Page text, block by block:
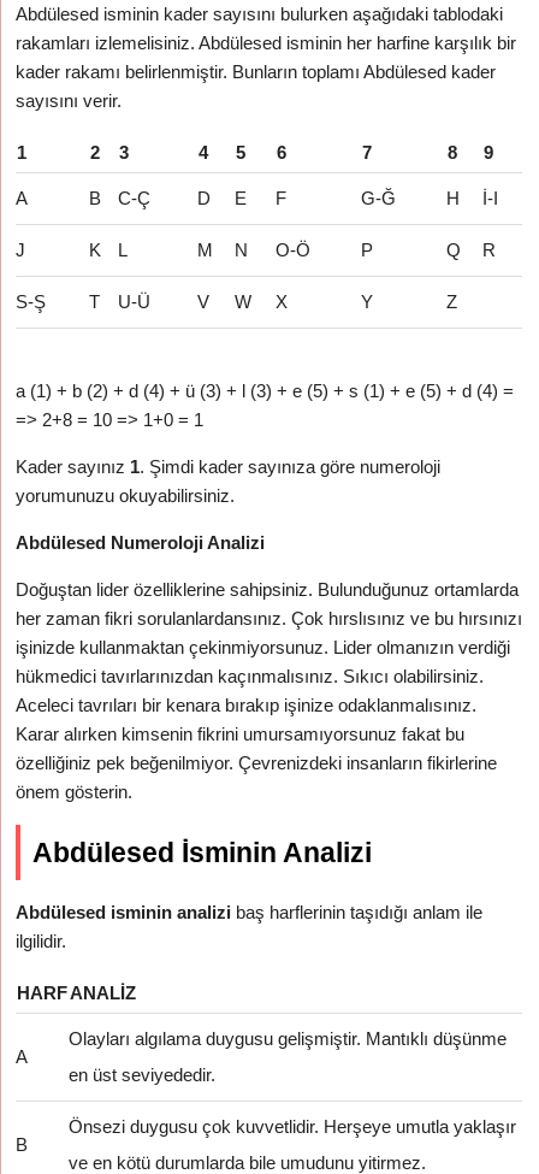
Abdülesed isminin kader sayısını bulurken aşağıdaki tablodaki
rakamları izlemelisiniz. Abdülesed isminin her harfine karşılık bir
kader rakamı belirlenmiştir. Bunların toplamı Abdülesed kader
sayısını verir.
1 2 3 4 5 6 7 8 9
A B C-Ç D E F G-Ğ H İ-I
J K L M N O-Ö P Q R
S-Ş T U-Ü V W X Y Z
a (1) + b (2) + d (4) + ü (3) + l (3) + e (5) + s (1) + e (5) + d (4) =
=> 2+8 = 10 => 1+0 = 1
Kader sayınız 1. Şimdi kader sayınıza göre numeroloji
yorumunuzu okuyabilirsiniz.
Abdülesed Numeroloji Analizi
Doğuştan lider özelliklerine sahipsiniz. Bulunduğunuz ortamlarda
her zaman fikri sorulanlardansınız. Çok hırslısınız ve bu hırsınızı
işinizde kullanmaktan çekinmiyorsunuz. Lider olmanızın verdiği
hükmedici tavırlarınızdan kaçınmalısınız. Sıkıcı olabilirsiniz.
Aceleci tavrıları bir kenara bırakıp işinize odaklanmalısınız.
Karar alırken kimsenin fikrini umursamıyorsunuz fakat bu
özelliğiniz pek beğenilmiyor. Çevrenizdeki insanların fikirlerine
önem gösterin.
Abdülesed İsminin Analizi
Abdülesed isminin analizi baş harflerinin taşıdığı anlam ile
ilgilidir.
HARFANALIZ
A
Olayları algılama duygusu gelişmiştir. Mantıklı düşünme
en üst seviyededir.
B
Önsezi duygusu çok kuvvetlidir. Herşeye umutla yaklaşır
ve en kötü durumlarda bile umudunu yitirmez.